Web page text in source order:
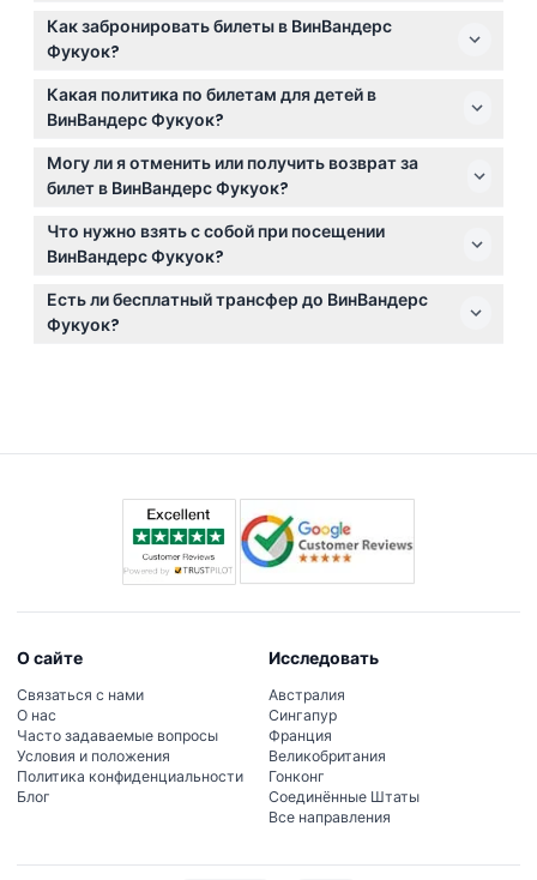
ВинВандерс Фукуок открыт ежедневно с 9:00 до
19:30 (время работы может изменяться —
пожалуйста, уточняйте при бронировании).
Как забронировать билеты в ВинВандерс
Фукуок?
Вы можете легко забронировать билеты в
ВинВандерс Фукуок онлайн прямо на этом сайте,
где также можно проверить наличие билетов и
цены в реальном времени.
Какая политика по билетам для детей в
ВинВандерс Фукуок?
Дети ниже 100 см проходят бесплатно, дети от 100
см до менее 140 см должны иметь детский билет, а
дети свыше 140 см требуют взрослый билет. Дети
младше 14 лет и ниже 140 см должны находиться в
сопровождении взрослого.
Могу ли я отменить или получить возврат за
билет в ВинВандерс Фукуок?
К сожалению, все продажи билетов являются
окончательными, отмены, возвраты и изменения не
допускаются.
Что нужно взять с собой при посещении
ВинВандерс Фукуок?
Возьмите удобную одежду, купальник, если
планируете посетить аквапарк, солнцезащитный
крем и немного наличных или карту для питания и
Есть ли бесплатный трансфер до ВинВандерс
Фукуок?
занять место.
О сайте
Связаться с нами
О нас
Часто задаваемые вопросы
Условия и положения
Политика конфиденциальности
Блог
Исследовать
Австралия
Сингапур
Франция
Великобритания
Гонконг
Соединённые Штаты
Все направления